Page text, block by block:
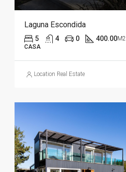
Laguna Escondida
5 4 0 400.00M2
CASA
Location Real Estate